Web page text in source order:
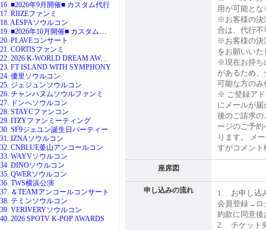
16. ■2026年9月開催■ カスタム代行
17. RIIZEファンミ
18. AESPAソウルコン
19. ■2026年10月開催■ カスタム代行
20. PLAVEコンサート
21. CORTISファンミ
22. 2026 K-WORLD DREAM AWARDS
23. FT ISLAND WITH SYMPHONY
24. 優里ソウルコン
25. ジェジュンソウルコン
26. チャンハヌムソウルファンミ
27. ドンへソウルコン
28. STAYCファンコン
29. ITZYファンミーティング
30. SF9ジェユン誕生日パーティー
31. IZNAソウルコン
32. CNBLUE釜山アンコールコン
33. WAYVソウルコン
34. DINOソウルコン
35. QWERソウルコン
36. TWS横浜公演
37. ＆TEAMアンコールコンサート
38. テミンソウルコン
39. VERIVERYソウルコン
40. 2026 SPOTV K-POP AWARDS
用が可能とな
※お客様の決
合は、代行不
※お客様の決
をお願いいた
※現在お持ち
があるため
可能な方のみ
※ ご登録ア
にメールが
後のご請求の
ージのご予
ります。 メ
すがコメント
座席図
申し込みの流れ
1. お申し込
会員登録→ロ
約款に同意
2. チケット